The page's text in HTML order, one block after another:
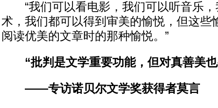
“我们可以看电影，我们可以听音乐，
术，我们都可以得到审美的愉悦，但这些
阅读优美的文章时的那种愉悦。”
“批判是文学重要功能，但对真善美也
——专访诺贝尔文学奖获得者莫言